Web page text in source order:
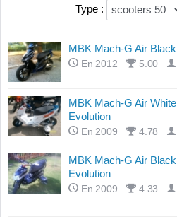
Type :
MBK Mach-G Air Black
En 2012 5.00
MBK Mach-G Air White
Evolution
En 2009 4.78
MBK Mach-G Air Black
Evolution
En 2009 4.33